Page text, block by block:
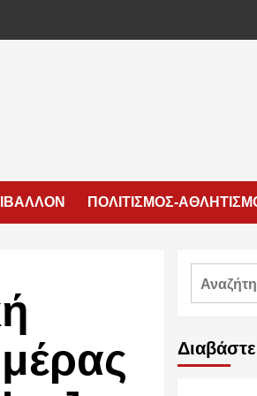
ΠΟΛΙΤΙΣΜΟΣ-
Αναζήτηση